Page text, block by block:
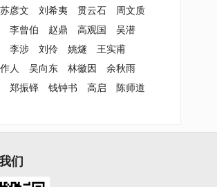
苏彦文 刘希夷 贯云石
周文质
李曾伯 赵鼎 高观国
吴潜
李涉 刘伶 姚燧
王实甫
人 吴向东 林徽因
余秋雨
郑振铎 钱钟书 高启
陈师道
们